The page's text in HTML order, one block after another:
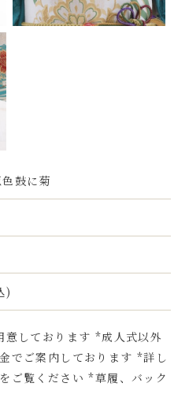
色鼓に菊
)
しております *成人式以外
でご案内しております *詳し
ご覧ください *草履、バック